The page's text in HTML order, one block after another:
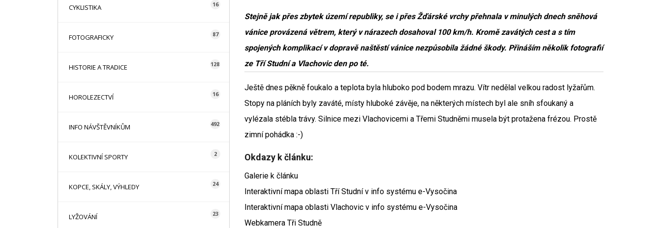
CYKLISTIKA 16
FOTOGRAFICKY 87
HISTORIE A TRADICE 128
HOROLEZECTVÍ 16
INFO NÁVŠTĚVNÍKŮM 492
KOLEKTIVNÍ SPORTY 2
KOPCE, SKÁLY, VÝHLEDY 24
LYŽOVÁNÍ 23
Stejně jak přes zbytek území republiky, se i přes Žďárské vrchy přehnala v minulých dnech sněhová
vánice provázená větrem, který v nárazech dosahoval 100 km/h. Kromě zavátých cest a s tím
spojených komplikací v dopravě naštěstí vánice nezpůsobila žádné škody. Přináším několik fotografií
ze Tří Studní a Vlachovic den po té.
Ještě dnes pěkně foukalo a teplota byla hluboko pod bodem mrazu. Vítr nedělal velkou radost lyžařům.
Stopy na pláních byly zaváté, místy hluboké závěje, na některých místech byl ale sníh sfoukaný a
vylézala stébla trávy. Silnice mezi Vlachovicemi a Třemi Studněmi musela být protažena frézou. Prostě
zimní pohádka :-)
Okdazy k článku:
Galerie k článku
Interaktivní mapa oblasti Tří Studní v info systému e-Vysočina
Interaktivní mapa oblasti Vlachovic v info systému e-Vysočina
Webkamera Tři Studně